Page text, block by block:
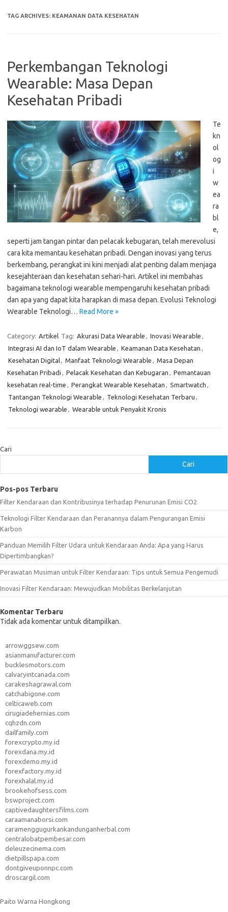
TAG ARCHIVES: KEAMANAN DATA KESEHATAN
Perkembangan Teknologi
Wearable: Masa Depan
Kesehatan Pribadi
Te
kn
ol
og
i
w
ea
ra
bl
e,
seperti jam tangan pintar dan pelacak kebugaran, telah merevolusi
cara kita memantau kesehatan pribadi. Dengan inovasi yang terus
berkembang, perangkat ini kini menjadi alat penting dalam menjaga
kesejahteraan dan kesehatan sehari-hari. Artikel ini membahas
bagaimana teknologi wearable mempengaruhi kesehatan pribadi
dan apa yang dapat kita harapkan di masa depan. Evolusi Teknologi
Wearable Teknologi… Read More »
Category: Artikel Tag: Akurasi Data Wearable , Inovasi Wearable ,
Integrasi AI dan IoT dalam Wearable , Keamanan Data Kesehatan ,
Kesehatan Digital, Manfaat Teknologi Wearable , Masa Depan
Kesehatan Pribadi , Pelacak Kesehatan dan Kebugaran , Pemantauan
kesehatan real-time , Perangkat Wearable Kesehatan , Smartwatch ,
Tantangan Teknologi Wearable , Teknologi Kesehatan Terbaru ,
Teknologi wearable , Wearable untuk Penyakit Kronis
Cari
Cari
Pos-pos Terbaru
Filter Kendaraan dan Kontribusinya terhadap Penurunan Emisi CO2
Teknologi Filter Kendaraan dan Peranannya dalam Pengurangan Emisi
Karbon
Panduan Memilih Filter Udara untuk Kendaraan Anda: Apa yang Harus
Dipertimbangkan?
Perawatan Musiman untuk Filter Kendaraan: Tips untuk Semua Pengemudi
Inovasi Filter Kendaraan: Mewujudkan Mobilitas Berkelanjutan
Komentar Terbaru
Tidak ada komentar untuk ditampilkan.
arrowggsew.com
asianmanufacturer.com
bucklesmotors.com
calvaryintcanada.com
carakeshagrawal.com
catchabigone.com
celticaweb.com
cirugiadehernias.com
cqhzdn.com
dailfamily.com
forexcrypto.my.id
forexdana.my.id
forexdemo.my.id
forexfactory.my.id
forexhalal.my.id
brookehofsess.com
bswproject.com
captivedaughtersfilms.com
caraamanaborsi.com
caramenggugurkankandunganherbal.com
centralobatpembesar.com
deleuzecinema.com
dietpillspapa.com
dontgiveuponnpc.com
droscargil.com
Paito Warna Hongkong